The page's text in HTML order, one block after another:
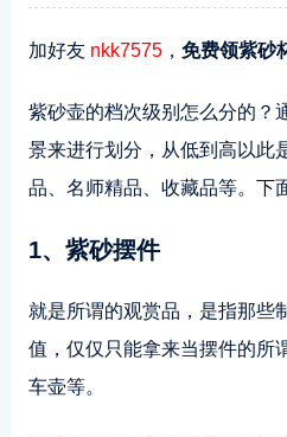
加好友 nkk7575， 免费领紫砂
紫砂壶的档次级别怎么分的？
景来进行划分，从低到高以此
品、名师精品、收藏品等。下
1、紫砂摆件
就是所谓的观赏品，是指那些
值，仅仅只能拿来当摆件的所
车壶等。